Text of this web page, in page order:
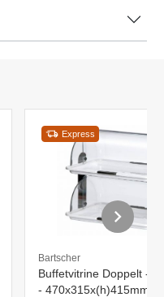
Express
Bartscher
Buffetvitrine Doppelt -
- 470x315x(h)415mm